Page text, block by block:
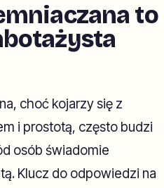
to
choć kojarzy się z
i prostotą, często budzi
osób świadomie
Klucz do odpowiedzi na